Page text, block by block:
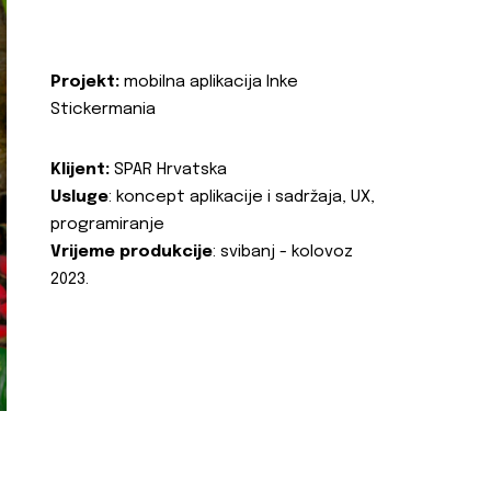
Projekt: mobilna aplikacija Inke
Stickermania
Klijent: SPAR Hrvatska
Usluge: koncept aplikacije i sadržaja, UX,
programiranje
Vrijeme produkcije: svibanj - kolovoz
2023.